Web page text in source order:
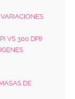
VS 300 DPI)
DE